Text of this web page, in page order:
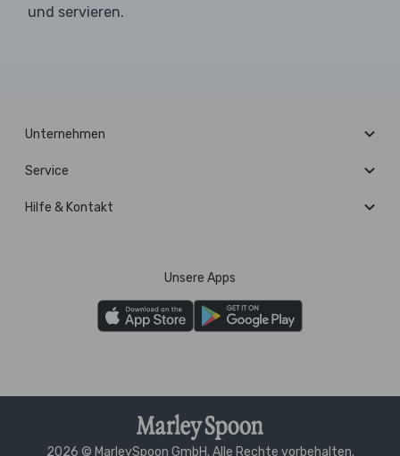
und servieren.
Unternehmen
Service
Hilfe & Kontakt
Unsere Apps
2026 © MarleySpoon GmbH. Alle Rechte vorbehalten.